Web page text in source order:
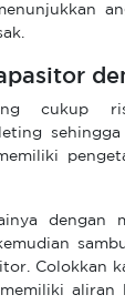
cukup
dengan
Colokkan
aliran